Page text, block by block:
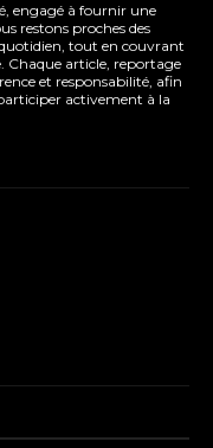
engagé à fournir une
restons proches des
tout en couvrant
Chaque article, reportage
et responsabilité, afin
activement à la